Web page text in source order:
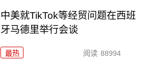
中美就TikTok等经贸问题在西班
牙马德里举行会谈
最热 阅读 88994